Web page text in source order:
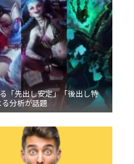
「先出し安定」「後出し特
分析が話題